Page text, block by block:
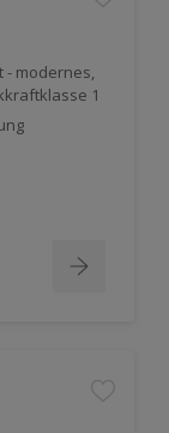
- modernes,
1